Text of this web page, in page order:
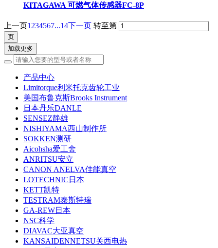
KITAGAWA 可燃气体传感器FC-8P
上一页1 234567...14下一页 转至第
加载更多
产品中心
Limitorque利米托克齿轮工业
美国布鲁克斯Brooks Instrument
日本丹乐DANLE
SENSEZ静雄
NISHIYAMA西山制作所
SOKKEN测研
Aicohsha爱工舍
ANRITSU安立
CANON ANELVA佳能真空
LOTECHNIC日本
KETT凯特
TESTRAM泰斯特瑞
GA-REW日本
NSC科学
DIAVAC大亚真空
KANSAIDENNETSU关西电热